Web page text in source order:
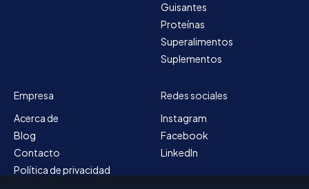
Guisantes
Proteínas
Superalimentos
Suplementos
Empresa
Acerca de
Blog
Contacto
Política de privacidad
Redes sociales
Instagram
Facebook
LinkedIn